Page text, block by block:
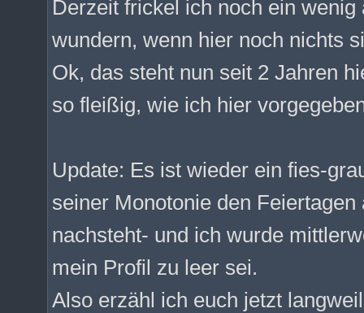
Derzeit frickel ich noch ein
wundern, wenn hier noch nichts
Ok, das steht nun seit 2 Jahren
so fleißig, wie ich hier
Update: Es ist wieder ein fies-
seiner Monotonie den Feiertagen
nachsteht- und ich wurde
mein Profil zu leer sei.
Also erzähl ich euch jetzt